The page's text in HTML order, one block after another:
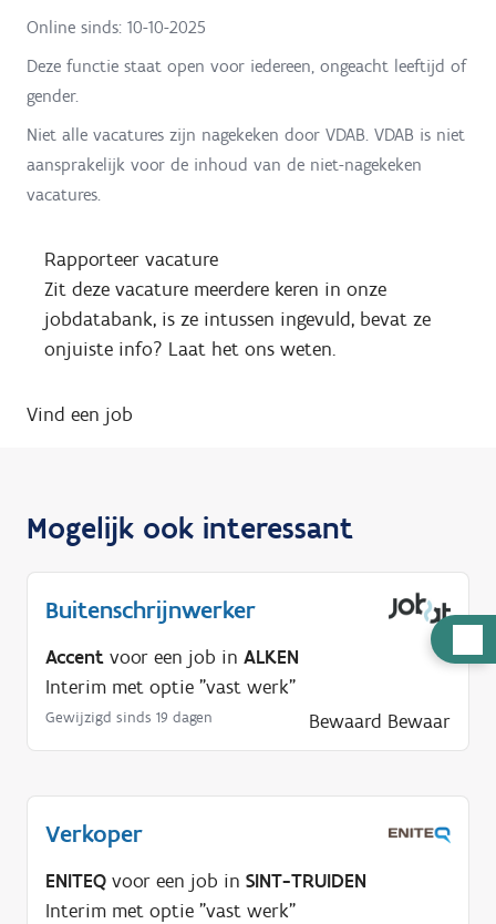
u
p
n
i
Online sinds: 10-10-2025
Deze functie staat open voor iedereen, ongeacht leeftijd of
gender.
Niet alle vacatures zijn nagekeken door VDAB. VDAB is niet
aansprakelijk voor de inhoud van de niet-nagekeken
vacatures.
Rapporteer vacature
Zit deze vacature meerdere keren in onze
jobdatabank, is ze intussen ingevuld, bevat ze
onjuiste info? Laat het ons weten.
Vind een job
Mogelijk ook interessant
Buitenschrijnwerker
Accent voor een job in ALKEN
Interim met optie "vast werk"
Gewijzigd sinds 19 dagen Bewaard Bewaar
Verkoper
ENITEQ voor een job in SINT-TRUIDEN
Interim met optie "vast werk"